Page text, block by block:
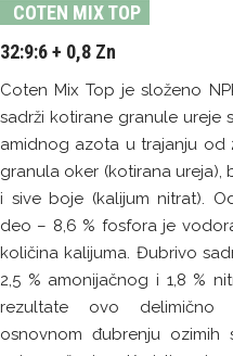
COTEN MIX TOP
32:9:6 + 0,8 Zn
Coten Mix Top je složeno
sadrži kotirane granule ureje
amidnog azota u trajanju od
granula oker (kotirana ureja),
i sive boje (kalijum nitrat).
deo – 8,6 % fosfora je
količina kalijuma. Đubrivo
2,5 % amonijačnog i 1,8 %
rezultate ovo delimično
osnovnom đubrenju ozimih